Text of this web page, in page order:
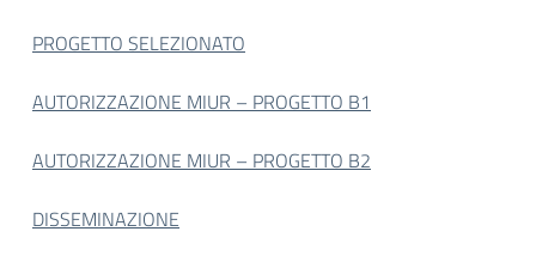
PROGETTO SELEZIONATO
AUTORIZZAZIONE MIUR – PROGETTO B1
AUTORIZZAZIONE MIUR – PROGETTO B2
DISSEMINAZIONE